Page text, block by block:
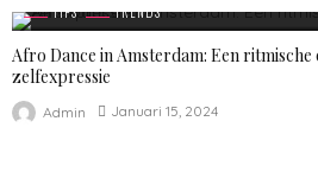
TIPS TRENDS
Afro Dance in Amsterdam: Een
zelfexpressie
Admin Januari 15, 2024